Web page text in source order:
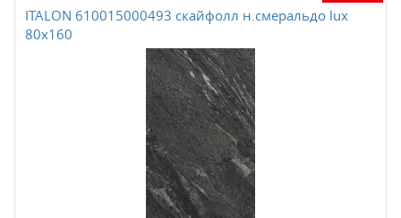
ITALON 610015000493 скайфолл н.смеральдо lux
80x160